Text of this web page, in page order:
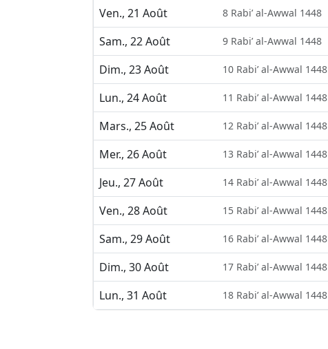
Ven., 21 Août
8 Rabi’ al-Awwal 1448
Sam., 22 Août
9 Rabi’ al-Awwal 1448
Dim., 23 Août
10 Rabi’ al-Awwal 1448
Lun., 24 Août
11 Rabi’ al-Awwal 1448
Mars., 25 Août
12 Rabi’ al-Awwal 1448
Mer., 26 Août
13 Rabi’ al-Awwal 1448
Jeu., 27 Août
14 Rabi’ al-Awwal 1448
Ven., 28 Août
15 Rabi’ al-Awwal 1448
Sam., 29 Août
16 Rabi’ al-Awwal 1448
Dim., 30 Août
17 Rabi’ al-Awwal 1448
Lun., 31 Août
18 Rabi’ al-Awwal 1448